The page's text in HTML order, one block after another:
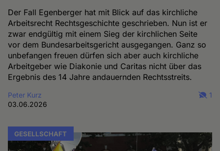
Der Fall Egenberger hat mit Blick auf das kirchliche
Arbeitsrecht Rechtsgeschichte geschrieben. Nun ist er
zwar endgültig mit einem Sieg der kirchlichen Seite
vor dem Bundesarbeitsgericht ausgegangen. Ganz so
unbefangen freuen dürfen sich aber auch kirchliche
Arbeitgeber wie Diakonie und Caritas nicht über das
Ergebnis des 14 Jahre andauernden Rechtsstreits.
Peter Kurz
03.06.2026
1
GESELLSCHAFT